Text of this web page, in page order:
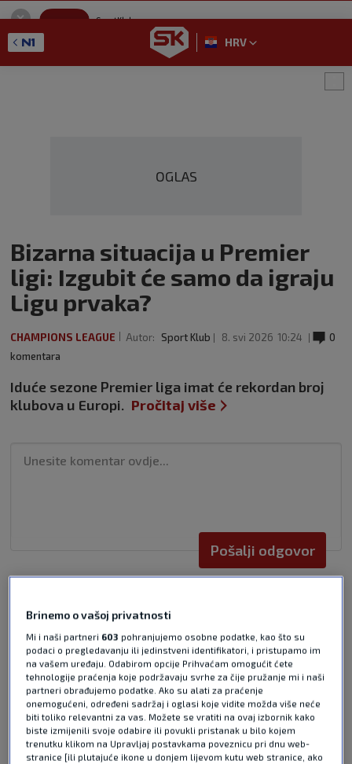
SportKlub
GET - On the Google Play
HRV
OGLAS
Bizarna situacija u Premier
ligi: Izgubit će samo da igraju
Ligu prvaka?
CHAMPIONS LEAGUE Autor: Sport Klub 8. svi 2026 10:24
0
komentara
Iduće sezone Premier liga imat će rekordan broj
klubova u Europi. Pročitaj više
Pošalji odgovor
Pošalji
NAJČITANIJE VIJESTI - CHAMPIONS LEAGUE
Brinemo o vašoj privatnosti
Mi i naši partneri 603 pohranjujemo osobne podatke, kao što su
podaci o pregledavanju ili jedinstveni identifikatori, i pristupamo im
na vašem uređaju. Odabirom opcije Prihvaćam omogućit ćete
tehnologije praćenja koje podržavaju svrhe za čije pružanje mi i naši
partneri obrađujemo podatke. Ako su alati za praćenje
onemogućeni, određeni sadržaj i oglasi koje vidite možda više neće
biti toliko relevantni za vas. Možete se vratiti na ovaj izbornik kako
biste izmijenili svoje odabire ili povukli pristanak u bilo kojem
trenutku klikom na Upravljaj postavkama poveznicu pri dnu web-
stranice [ili plutajuće ikone u donjem lijevom kutu web stranice, ako